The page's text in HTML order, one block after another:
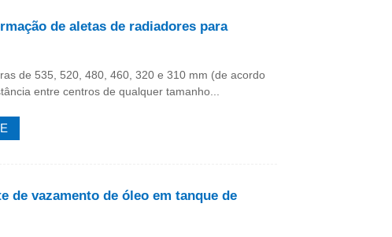
de aletas de radiadores para
de 535, 520, 480, 460, 320 e 310 mm (de acordo
entre centros de qualquer tamanho...
de vazamento de óleo em tanque de